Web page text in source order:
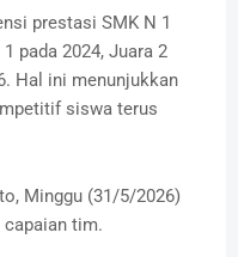
prestasi SMK N 1
pada 2024, Juara 2
Hal ini menunjukkan
siswa terus
Minggu (31/5/2026)
capaian tim.